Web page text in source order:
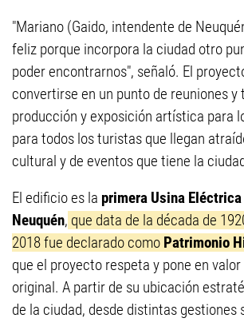
"Mariano (Gaido, intendente de
feliz porque incorpora la ciudad otro
poder encontrarnos", señaló. El
convertirse en un punto de reuniones y
producción y exposición artística para
para todos los turistas que llegan
cultural y de eventos que tiene la
El edificio es la primera Usina
Neuquén, que data de la década de
2018 fue declarado como Patrimonio
que el proyecto respeta y pone en
original. A partir de su ubicación
de la ciudad, desde distintas gestiones